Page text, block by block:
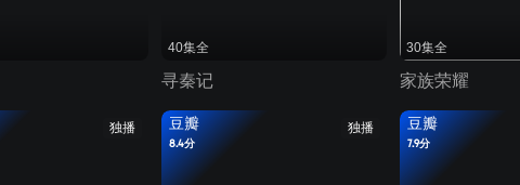
40集全
寻秦记
30集全
家族荣耀
独播 独播
豆瓣
8.4分
豆瓣
7.9分